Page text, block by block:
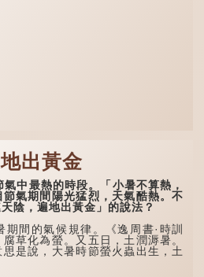
出黃金
最熱的時段。「小暑不算熱，
氣期間陽光猛烈，天氣酷熱。不
陰，遍地出黃金」的說法？
間的氣候規律。《逸周書·時訓
草化為螢。又五日，土潤溽暑。
是說，大暑時節螢火蟲出生，土